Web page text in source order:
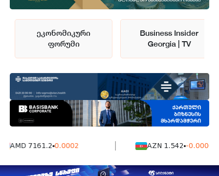
ეკონომიკური
ფორუმი
Business Insider
Georgia | TV
AMD 7161.2 0.0002 AZN 1.542 -0.0006